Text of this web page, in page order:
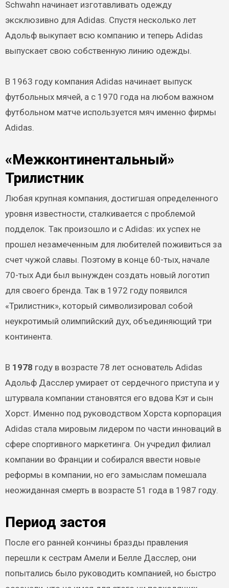
Schwahn начинает изготавливать одежду
эксклюзивно для Adidas. Спустя несколько лет
Адольф выкупает всю компанию и теперь Adidas
выпускает свою собственную линию одежды.
В 1963 году компания Adidas начинает выпуск
футбольных мячей, а с 1970 года на любом важном
футбольном матче используется мяч именно фирмы
Adidas.
«Межконтинентальный»
Трилистник
Любая крупная компания, достигшая определенного
уровня известности, сталкивается с проблемой
подделок. Так произошло и с Adidas: их успех не
прошел незамеченным для любителей поживиться за
счет чужой славы. Поэтому в конце 60-тых, начале
70-тых Ади был вынужден создать новый логотип
для своего бренда. Так в 1972 году появился
«Трилистник», который символизировал собой
неукротимый олимпийский дух, объединяющий три
континента.
В 1978 году в возрасте 78 лет основатель Adidas
Адольф Дасслер умирает от сердечного приступа и у
штурвала компании становятся его вдова Кэт и сын
Хорст. Именно под руководством Хорста корпорация
Adidas стала мировым лидером по части инноваций в
сфере спортивного маркетинга. Он учредил филиал
компании во Франции и собирался ввести новые
реформы в компании, но его замыслам помешала
неожиданная смерть в возрасте 51 года в 1987 году.
Период застоя
После его ранней кончины бразды правления
перешли к сестрам Амели и Белле Дасслер, они
попытались было руководить компанией, но быстро